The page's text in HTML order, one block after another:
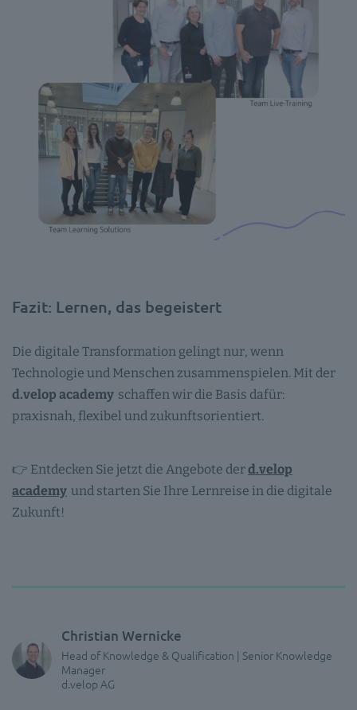
Fazit: Lernen, das begeistert
Die digitale Transformation gelingt nur, wenn
Technologie und Menschen zusammenspielen. Mit der
d.velop academy schaffen wir die Basis dafür:
praxisnah, flexibel und zukunftsorientiert.
👉 Entdecken Sie jetzt die Angebote derd.velop
academy und starten Sie Ihre Lernreise in die digitale
Zukunft!
Christian Wernicke
Head of Knowledge & Qualification | Senior Knowledge
Manager
d.velop AG